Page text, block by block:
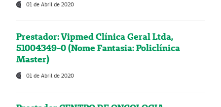
01 de Abril de 2020
Prestador: Vipmed Clínica Geral Ltda,
51004349-0 (Nome Fantasia: Policlínica
Master)
01 de Abril de 2020